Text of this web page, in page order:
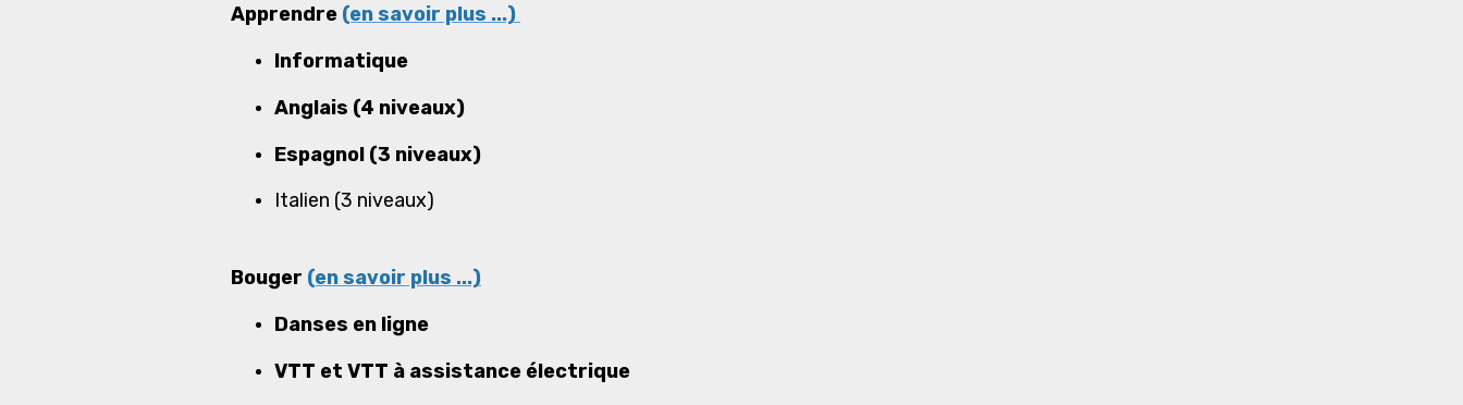
Apprendre (en savoir plus ...)
Informatique
Anglais (4 niveaux)
Espagnol (3 niveaux)
Italien (3 niveaux)
Bouger (en savoir plus ...)
Danses en ligne
VTT et VTT à assistance électrique